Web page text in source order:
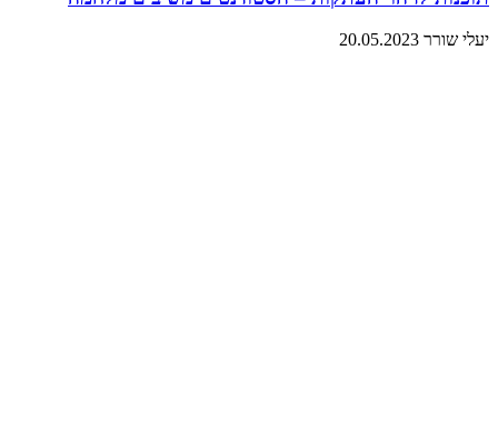
יעלי שורר 20.05.2023